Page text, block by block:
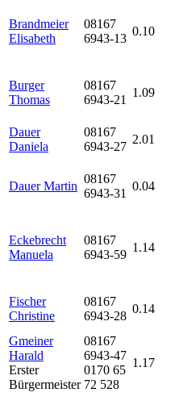
Brandmeier
Elisabeth
08167
6943-13
0.10
Burger
Thomas
08167
6943-21
1.09
Dauer
Daniela
08167
6943-27
2.01
Dauer Martin
08167
6943-31
0.04
Eckebrecht
Manuela
08167
6943-59
1.14
Fischer
Christine
08167
6943-28
0.14
Gmeiner
Harald
Erster
Bürgermeister
08167
6943-47
0170 65
72 528
1.17